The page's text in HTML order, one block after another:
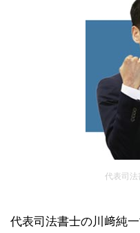
代表司
代表司法書士の川﨑純